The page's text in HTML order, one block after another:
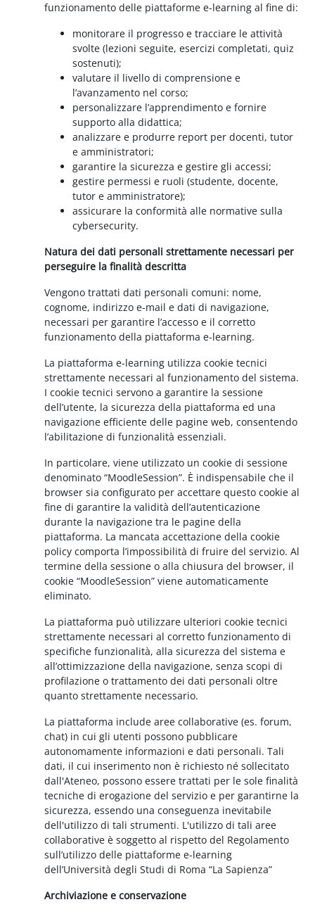
funzionamento delle piattaforme e-learning al fine di:
monitorare il progresso e tracciare le attività
svolte (lezioni seguite, esercizi completati, quiz
sostenuti);
valutare il livello di comprensione e
l’avanzamento nel corso;
personalizzare l’apprendimento e fornire
supporto alla didattica;
analizzare e produrre report per docenti, tutor
e amministratori;
garantire la sicurezza e gestire gli accessi;
gestire permessi e ruoli (studente, docente,
tutor e amministratore);
assicurare la conformità alle normative sulla
cybersecurity.
Natura dei dati personali strettamente necessari per
perseguire la finalità descritta
Vengono trattati dati personali comuni: nome,
cognome, indirizzo e-mail e dati di navigazione,
necessari per garantire l’accesso e il corretto
funzionamento della piattaforma e-learning.
La piattaforma e-learning utilizza cookie tecnici
strettamente necessari al funzionamento del sistema.
I cookie tecnici servono a garantire la sessione
dell’utente, la sicurezza della piattaforma ed una
navigazione efficiente delle pagine web, consentendo
l’abilitazione di funzionalità essenziali.
In particolare, viene utilizzato un cookie di sessione
denominato “MoodleSession”. È indispensabile che il
browser sia configurato per accettare questo cookie al
fine di garantire la validità dell’autenticazione
durante la navigazione tra le pagine della
piattaforma. La mancata accettazione della cookie
policy comporta l’impossibilità di fruire del servizio. Al
termine della sessione o alla chiusura del browser, il
cookie “MoodleSession” viene automaticamente
eliminato.
La piattaforma può utilizzare ulteriori cookie tecnici
strettamente necessari al corretto funzionamento di
specifiche funzionalità, alla sicurezza del sistema e
all’ottimizzazione della navigazione, senza scopi di
profilazione o trattamento dei dati personali oltre
quanto strettamente necessario.
La piattaforma include aree collaborative (es. forum,
chat) in cui gli utenti possono pubblicare
autonomamente informazioni e dati personali. Tali
dati, il cui inserimento non è richiesto né sollecitato
dall'Ateneo, possono essere trattati per le sole finalità
tecniche di erogazione del servizio e per garantirne la
sicurezza, essendo una conseguenza inevitabile
dell'utilizzo di tali strumenti. L'utilizzo di tali aree
collaborative è soggetto al rispetto del Regolamento
sull’utilizzo delle piattaforme e-learning
dell’Università degli Studi di Roma “La Sapienza”
Archiviazione e conservazione